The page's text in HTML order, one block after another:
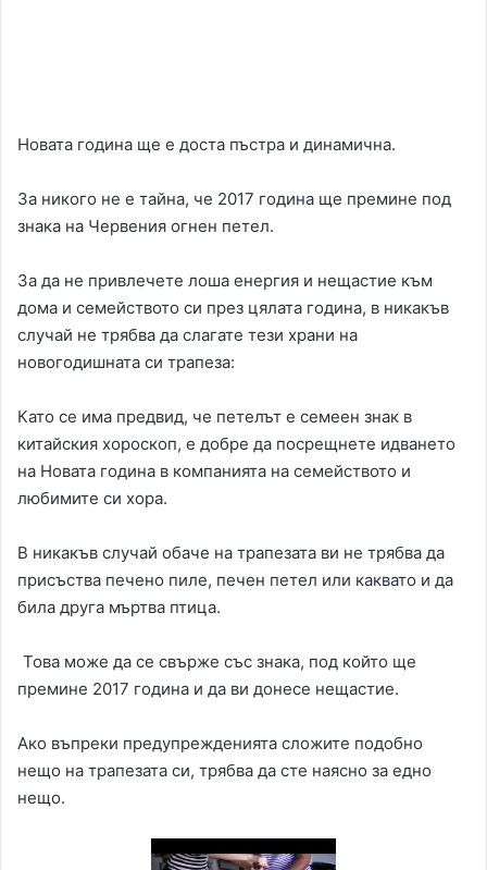
Новата година ще е доста пъстра и динамична.
За никого не е тайна, че 2017 година ще премине под
знака на Червения огнен петел.
За да не привлечете лоша енергия и нещастие към
дома и семейството си през цялата година, в никакъв
случай не трябва да слагате тези храни на
новогодишната си трапеза:
Като се има предвид, че петелът е семеен знак в
китайския хороскоп, е добре да посрещнете идването
на Новата година в компанията на семейството и
любимите си хора.
В никакъв случай обаче на трапезата ви не трябва да
присъства печено пиле, печен петел или каквато и да
била друга мъртва птица.
Това може да се свърже със знака, под който ще
премине 2017 година и да ви донесе нещастие.
Ако въпреки предупрежденията сложите подобно
нещо на трапезата си, трябва да сте наясно за едно
нещо.